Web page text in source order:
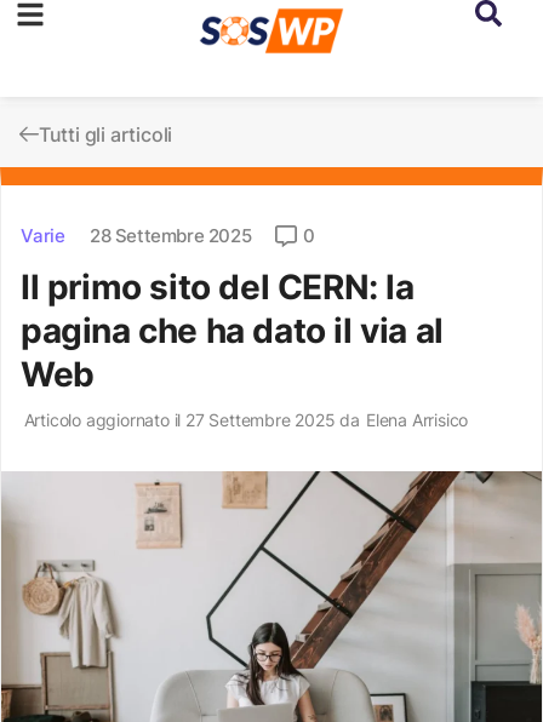
Tutti gli articoli
Varie 28 Settembre 2025 0
Il primo sito del CERN: la
pagina che ha dato il via al
Web
Articolo aggiornato il 27 Settembre 2025 da Elena Arrisico